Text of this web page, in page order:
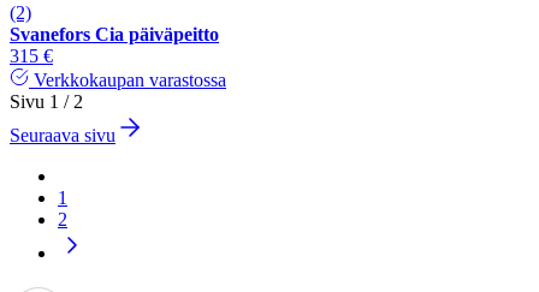
(2)
Svanefors Cia päiväpeitto
315 €
Verkkokaupan varastossa
Sivu 1 / 2
Seuraava sivu
1
2